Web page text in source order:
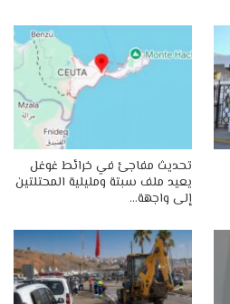
تحديث مفاجئ في خرائط غوغل
يعيد ملف سبتة ومليلية المحتلتين
إلى واجهة…